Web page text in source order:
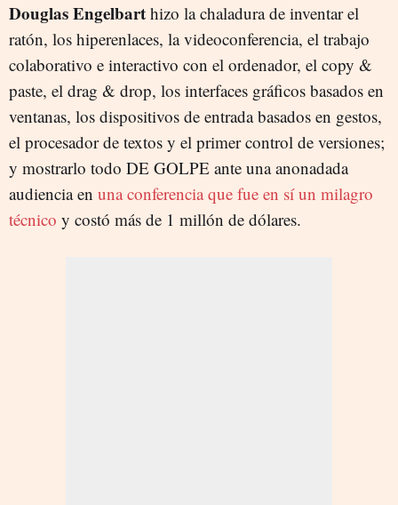
Douglas Engelbart hizo la chaladura de inventar el
ratón, los hiperenlaces, la videoconferencia, el trabajo
colaborativo e interactivo con el ordenador, el copy &
paste, el drag & drop, los interfaces gráficos basados en
ventanas, los dispositivos de entrada basados en gestos,
el procesador de textos y el primer control de versiones;
y mostrarlo todo DE GOLPE ante una anonadada
audiencia en una conferencia que fue en sí un milagro
técnico y costó más de 1 millón de dólares.